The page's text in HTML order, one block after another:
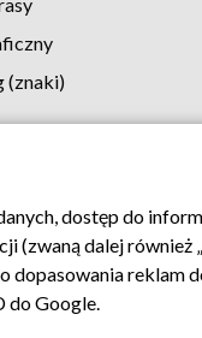
(znaki)
Kontakt
dostęp do
(zwaną dalej również
dopasowania reklam
do Google.